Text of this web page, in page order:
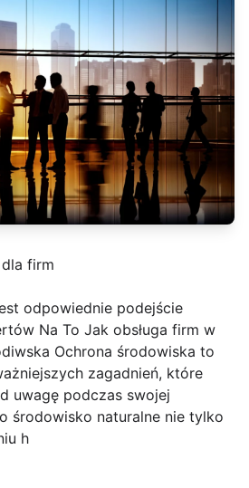
firm
odpowiednie podejście
Na To Jak obsługa firm w
Ochrona środowiska to
zagadnień, które
uwagę podczas swojej
środowisko naturalne nie tylko
h